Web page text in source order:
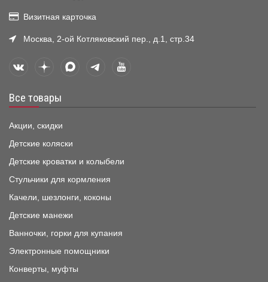
Визитная карточка
Москва, 2-ой Котляковский пер., д.1, стр.34
Все товары
Акции, скидки
Детские коляски
Детские кроватки и колыбели
Стульчики для кормления
Качели, шезлонги, коконы
Детские манежи
Ванночки, горки для купания
Электронные помощники
Конверты, муфты